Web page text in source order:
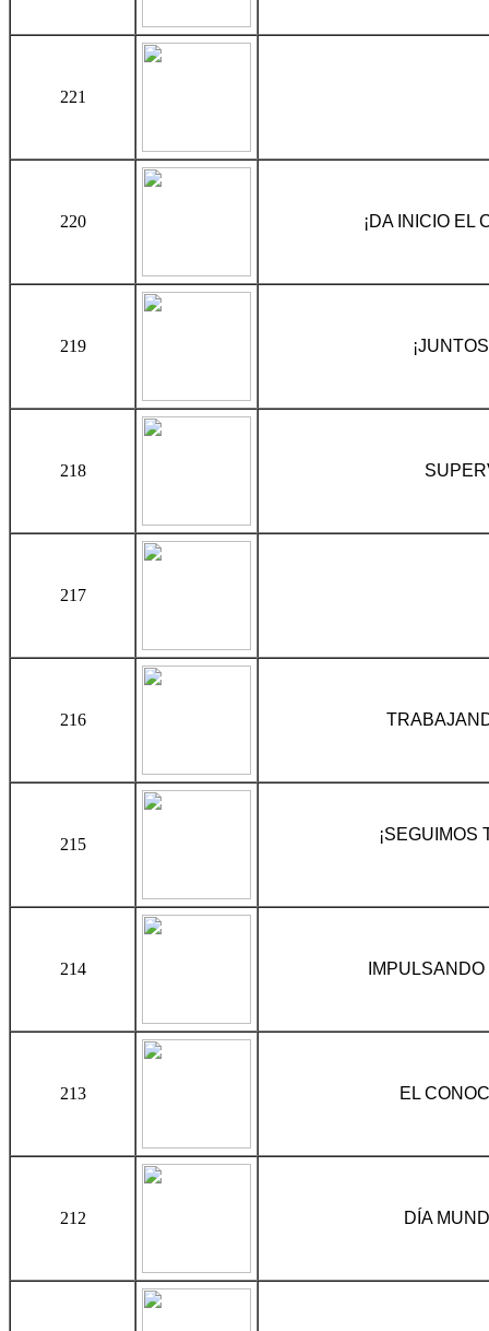
221
220 ¡DA INICIO EL
219
218
217
216
215
214
213 EL
212 DÍA